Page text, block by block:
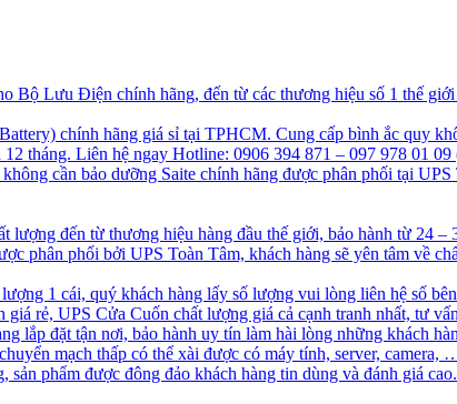
Lưu Điện chính hãng, đến từ các thương hiệu số 1 thế
chính hãng giá sỉ tại TPHCM. Cung cấp bình ắc quy
tháng. Liên hệ ngay Hotline: 0906 394 871 – 097 978 01
cần bảo dưỡng Saite chính hãng được phân phối tại
đến từ thương hiệu hàng đầu thế giới, bảo hành từ 24 –
phân phối bởi UPS Toàn Tâm, khách hàng sẽ yên tâm về
1 cái, quý khách hàng lấy số lượng vui lòng liên hệ số
rẻ, UPS Cửa Cuốn chất lượng giá cả cạnh tranh nhất, tư
lắp đặt tận nơi, bảo hành uy tín làm hài lòng những khách
mạch thấp có thể xài được có máy tính, server,
phẩm được đông đảo khách hàng tin dùng và đánh giá